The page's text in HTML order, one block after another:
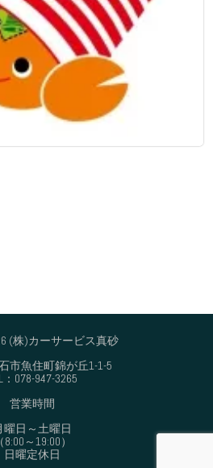
(株)カーサービス真砂
市魚住町錦が丘1-1-5
：078-947-3265
営業時間
曜日～土曜日
（8:00～19:00）
日曜定休日